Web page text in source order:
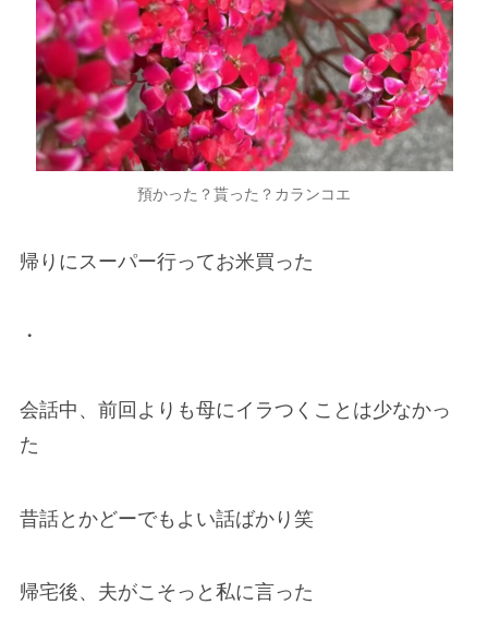
預かった？貰った？カランコエ
帰りにスーパー行ってお米買った
・
会話中、前回よりも母にイラつくことは少なかっ
た
昔話とかどーでもよい話ばかり笑
帰宅後、夫がこそっと私に言った